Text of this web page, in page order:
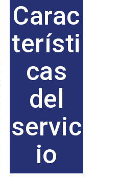
Carac
terísti
cas
del
servic
io